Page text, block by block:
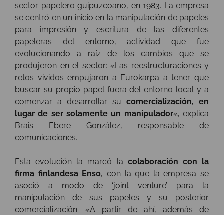
sector papelero guipuzcoano, en 1983. La empresa
se centró en un inicio en la manipulación de papeles
para impresión y escritura de las diferentes
papeleras del entorno, actividad que fue
evolucionando a raíz de los cambios que se
produjeron en el sector: «Las reestructuraciones y
retos vividos empujaron a Eurokarpa a tener que
buscar su propio papel fuera del entorno local y a
comenzar a desarrollar su comercialización, en
lugar de ser solamente un manipulador«, explica
Brais Ebere González, responsable de
comunicaciones.
Esta evolución la marcó la colaboración con la
firma finlandesa Enso, con la que la empresa se
asoció a modo de ‘joint venture’ para la
manipulación de sus papeles y su posterior
comercialización. «A partir de ahí, además de